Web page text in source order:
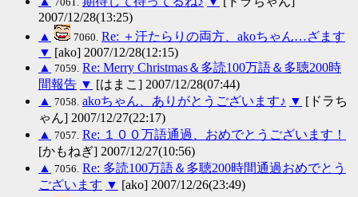
2007/12/28(13:25)
▲
7060. Re: ＋汗たらりの両方、akoちゃん…ざます
▼ [ako] 2007/12/28(12:15)
▲ 7059. Re: Merry Christmas＆多読100万語＆多聴200時
間報告 ▼ [はまこ] 2007/12/28(07:44)
▲ 7058. akoちゃん、ありがとうございます♪ ▼ [ドラち
ゃん] 2007/12/27(22:17)
▲ 7057. Re: １００万語通過、おめでとうございます！
[かもねぎ] 2007/12/27(10:56)
▲ 7056. Re: 多読100万語＆多聴200時間通過おめでとう
ございます ▼ [ako] 2007/12/26(23:49)